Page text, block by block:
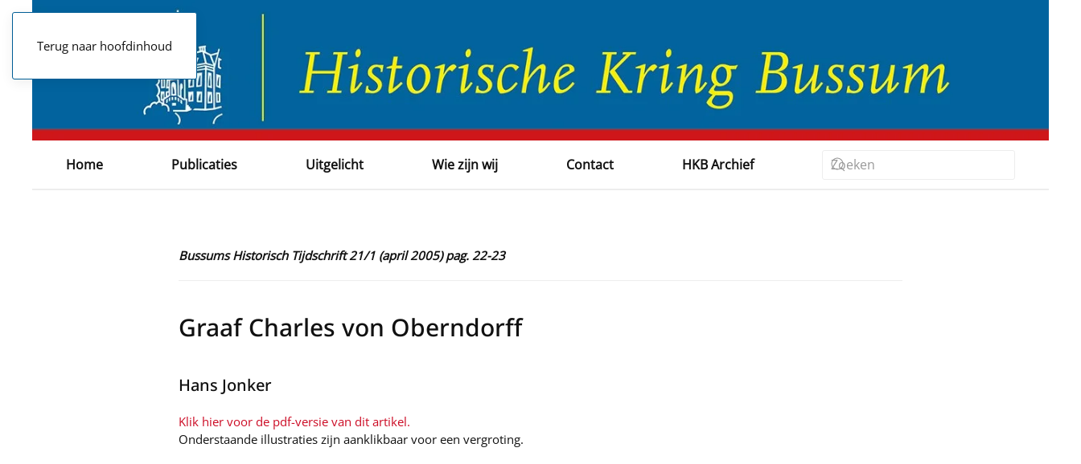
Terug naar hoofdinhoud
Home Publicaties Uitgelicht Wie zijn wij Contact HKB Archief
Bussums Historisch Tijdschrift 21/1 (april 2005) pag. 22-23
Graaf Charles von Oberndorff
Hans Jonker
Klik hier voor de pdf-versie van dit artikel.
Onderstaande illustraties zijn aanklikbaar voor een vergroting.